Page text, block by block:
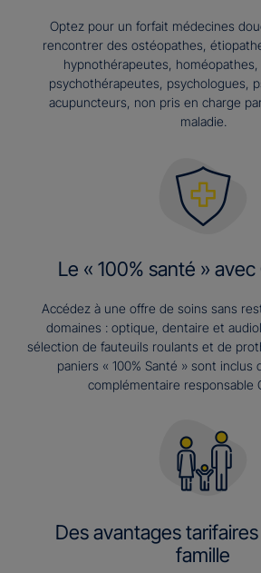
Optez pour un forfait médecines
rencontrer des ostéopathes,
hypnothérapeutes, homéopathes,
psychothérapeutes, psychologues,
acupuncteurs, non pris en charge
maladie.
Le « 100% santé »
Accédez à une offre de soins sans
domaines : optique, dentaire et
sélection de fauteuils roulants et de
paniers « 100% Santé » sont inclus
complémentaire responsable
Des avantages
famille